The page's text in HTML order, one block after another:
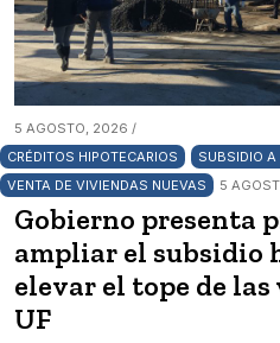
5 AGOSTO, 2026 /
CRÉDITOS HIPOTECARIOS
SUBSIDIO A
VENTA DE VIVIENDAS NUEVAS
5
Gobierno presenta
ampliar el subsidio
elevar el tope de
UF